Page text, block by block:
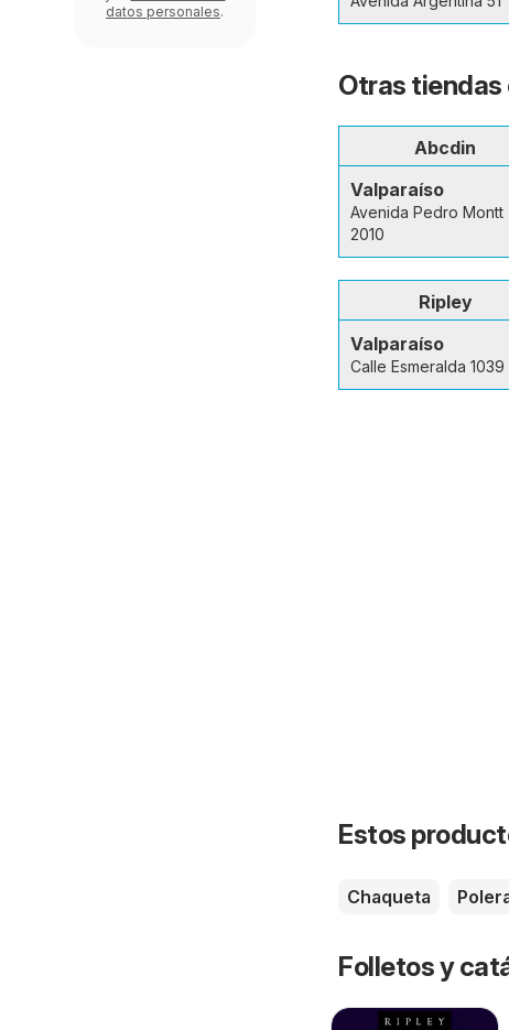
Otras tiendas
Abcdin
Valparaíso
Avenida Pedro Montt
2010
Ripley
Valparaíso
Calle Esmeralda 1039
Estos
Chaqueta
Folletos y
datos personales.